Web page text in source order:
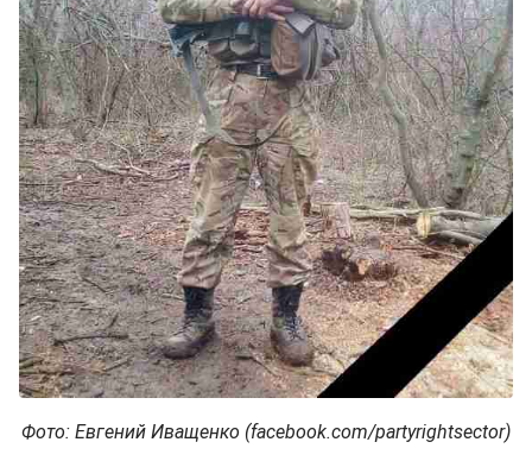
Фото: Евгений Иващенко (facebook.com/partyrightsector)